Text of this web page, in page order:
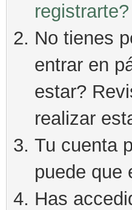
registrarte?
No tienes
entrar en
estar?
realizar
Tu cuenta
puede que
Has